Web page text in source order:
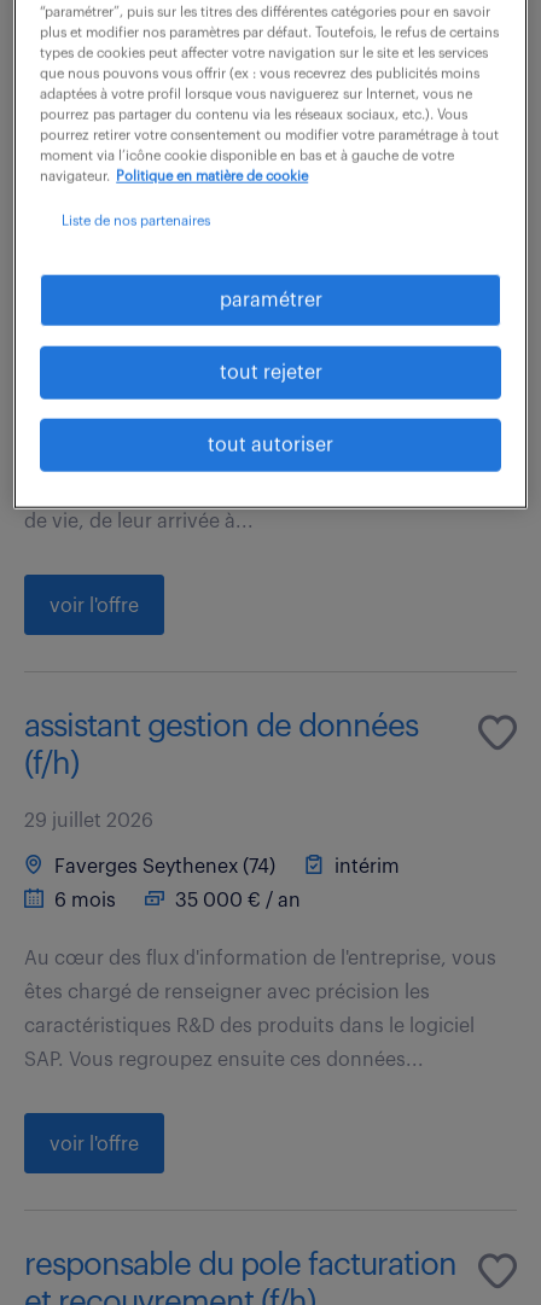
ainsi que le support aux utilisateurs. ...
voir l'offre
charge de proximité sociale (f/h)
29 juillet 2026
Annecy (74) intérim
3 mois
Rattaché au Directeur Territorial au sein de l'équipe de
Gestion Locative, vous êtes l'interlocuteur privilégié
de vie, de leur arrivée à...
voir l'offre
assistant gestion de données
(f/h)
29 juillet 2026
Faverges Seythenex (74)
intérim
6 mois
35 000 € / an
Au cœur des flux d'information de l'entreprise, vous
êtes chargé de renseigner avec précision les
caractéristiques R&D des produits dans le logiciel
SAP. Vous regroupez ensuite ces données...
voir l'offre
responsable du pole facturation
“paramétrer”, puis sur les titres des différentes catégories pour en savoir
plus et modifier nos paramètres par défaut. Toutefois, le refus de certains
types de cookies peut affecter votre navigation sur le site et les services
que nous pouvons vous offrir (ex : vous recevrez des publicités moins
adaptées à votre profil lorsque vous naviguerez sur Internet, vous ne
pourrez pas partager du contenu via les réseaux sociaux, etc.). Vous
pourrez retirer votre consentement ou modifier votre paramétrage à tout
moment via l’icône cookie disponible en bas et à gauche de votre
navigateur.
Politique en matière de cookie
Liste de nos partenaires
paramétrer
tout rejeter
tout autoriser